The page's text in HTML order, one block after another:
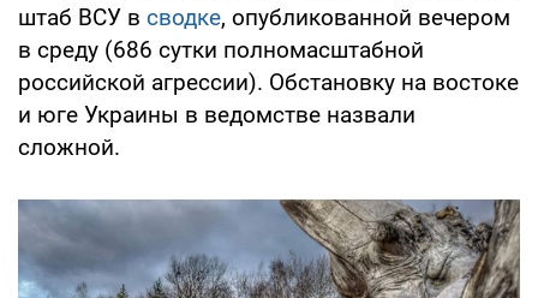
штаб ВСУ в сводке, опубликованной вечером
в среду (686 сутки полномасштабной
российской агрессии). Обстановку на востоке
и юге Украины в ведомстве назвали
сложной.